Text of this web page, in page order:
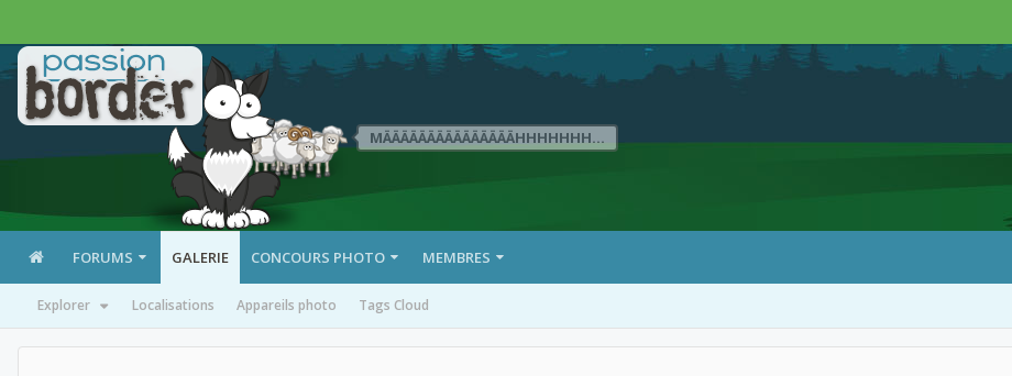
MÄÄÄÄÄÄÄÄÄÄÄÄÄÄÄHHHHHHH...
FORUMS GALERIE
Explorer Localisations Appareils photo Tags Cloud
CONCOURS PHOTO MEMBRES